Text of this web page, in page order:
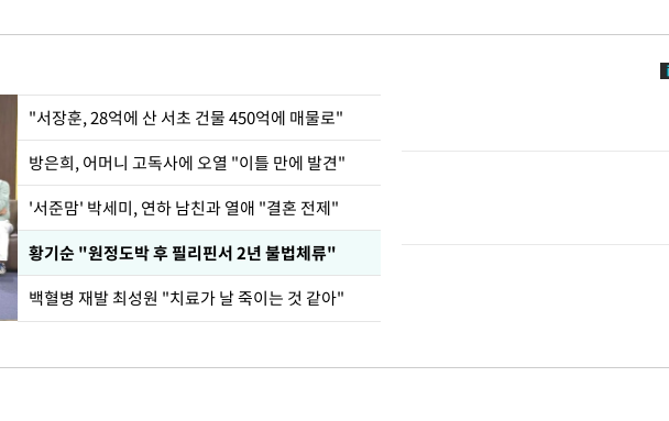
"서장훈, 28억에 산 서초 건물 450억에 매물로"
방은희, 어머니 고독사에 오열 "이틀 만에 발견"
'서준맘' 박세미, 연하 남친과 열애 "결혼 전제"
황기순 "원정도박 후 필리핀서 2년 불법체류"
백혈병 재발 최성원 "치료가 날 죽이는 것 같아"